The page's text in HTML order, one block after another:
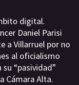
digital.
Daniel Parisi
a Villarruel por no
al oficialismo
“pasividad”
Cámara Alta.